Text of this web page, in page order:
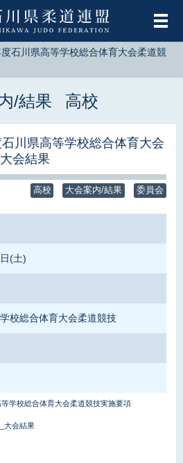
メ
石川県高等学校総合体育大会柔道競
/結果 高校
川県高等学校総合体育大会
会結果
委員会
大会案内/結果
高校
(土)
校総合体育大会柔道競技
学校総合体育大会柔道競技実施要項
大会結果